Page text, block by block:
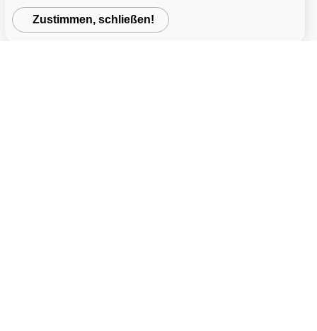
Leitfaden zu Fußnoten-Zitationen,
Zustimmen, schließen!